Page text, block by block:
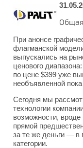
При анонсе
флагманской
выпускались на
ценового
по цене $399 уже
необъявленной
Сегодня мы
технологии
возможности,
прямой
за те же деньги — в
категории.